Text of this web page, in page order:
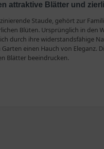
attraktive Blätter und
Staude, gehört zur
Blüten. Ursprünglich in den
durch ihre widerstandsfähige
einen Hauch von
Blätter beeindrucken.